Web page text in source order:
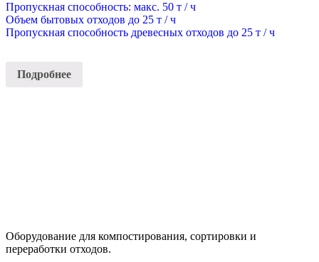
Пропускная способность: макс. 50 т / ч
Объем бытовых отходов до 25 т / ч
Пропускная способность древесных отходов до 25 т / ч
Подробнее
Оборудование для компостирования, сортировки и
переработки отходов.